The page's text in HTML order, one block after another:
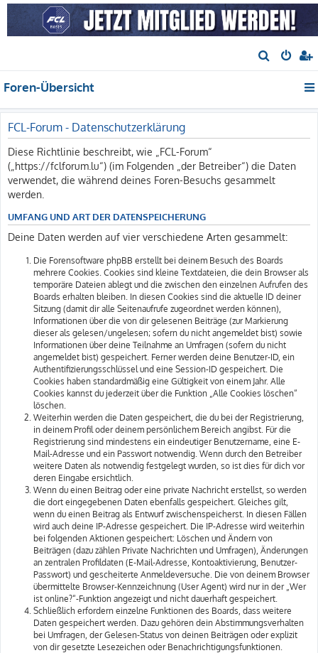
u
h
Foren-Übersicht
FCL-Forum - Datenschutzerklärung
Diese Richtlinie beschreibt, wie „FCL-Forum“
(„https://fclforum.lu“) (im Folgenden „der Betreiber“) die Daten
verwendet, die während deines Foren-Besuchs gesammelt
werden.
UMFANG UND ART DER DATENSPEICHERUNG
Deine Daten werden auf vier verschiedene Arten gesammelt:
Die Forensoftware phpBB erstellt bei deinem Besuch des Boards
mehrere Cookies. Cookies sind kleine Textdateien, die dein Browser als
temporäre Dateien ablegt und die zwischen den einzelnen Aufrufen des
Boards erhalten bleiben. In diesen Cookies sind die aktuelle ID deiner
Sitzung (damit dir alle Seitenaufrufe zugeordnet werden können),
Informationen über die von dir gelesenen Beiträge (zur Markierung
dieser als gelesen/ungelesen; sofern du nicht angemeldet bist) sowie
Informationen über deine Teilnahme an Umfragen (sofern du nicht
angemeldet bist) gespeichert. Ferner werden deine Benutzer-ID, ein
Authentifizierungsschlüssel und eine Session-ID gespeichert. Die
Cookies haben standardmäßig eine Gültigkeit von einem Jahr. Alle
Cookies kannst du jederzeit über die Funktion „Alle Cookies löschen“
löschen.
Weiterhin werden die Daten gespeichert, die du bei der Registrierung,
in deinem Profil oder deinem persönlichem Bereich angibst. Für die
Registrierung sind mindestens ein eindeutiger Benutzername, eine E-
Mail-Adresse und ein Passwort notwendig. Wenn durch den Betreiber
weitere Daten als notwendig festgelegt wurden, so ist dies für dich vor
deren Eingabe ersichtlich.
Wenn du einen Beitrag oder eine private Nachricht erstellst, so werden
die dort eingegebenen Daten ebenfalls gespeichert. Gleiches gilt,
wenn du einen Beitrag als Entwurf zwischenspeicherst. In diesen Fällen
wird auch deine IP-Adresse gespeichert. Die IP-Adresse wird weiterhin
bei folgenden Aktionen gespeichert: Löschen und Ändern von
Beiträgen (dazu zählen Private Nachrichten und Umfragen), Änderungen
an zentralen Profildaten (E-Mail-Adresse, Kontoaktivierung, Benutzer-
Passwort) und gescheiterte Anmeldeversuche. Die von deinem Browser
übermittelte Browser-Kennzeichnung (User Agent) wird nur in der „Wer
ist online?“-Funktion angezeigt und nicht dauerhaft gespeichert.
Schließlich erfordern einzelne Funktionen des Boards, dass weitere
Daten gespeichert werden. Dazu gehören dein Abstimmungsverhalten
bei Umfragen, der Gelesen-Status von deinen Beiträgen oder explizit
von dir gesetzte Lesezeichen oder Benachrichtigungsfunktionen.